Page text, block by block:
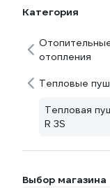
Категория
отопления
Тепловые
Тепловая
R 3S
Выбор магазина